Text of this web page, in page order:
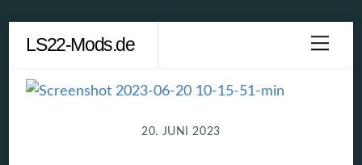
content
LS22-Mods.de
20. JUNI 2023